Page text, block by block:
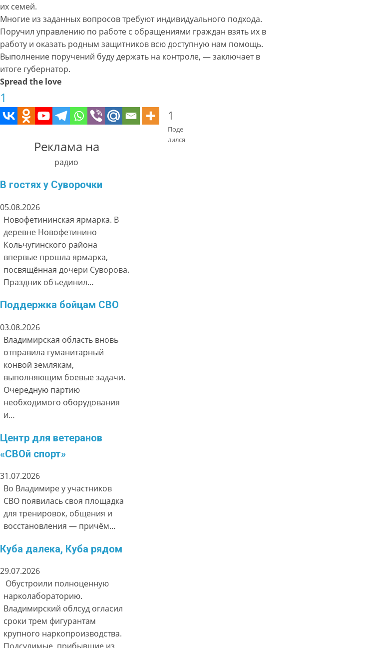
их семей.
Многие из заданных вопросов требуют индивидуального подхода.
Поручил управлению по работе с обращениями граждан взять их в
работу и оказать родным защитников всю доступную нам помощь.
Выполнение поручений буду держать на контроле, — заключает в
итоге губернатор.
Spread the love
1
1
Поде
лился
Реклама на
радио
В гостях у Суворочки
05.08.2026
Новофетининская ярмарка. В
деревне Новофетинино
Кольчугинского района
впервые прошла ярмарка,
посвящённая дочери Суворова.
Праздник объединил…
Поддержка бойцам СВО
03.08.2026
Владимирская область вновь
отправила гуманитарный
конвой землякам,
выполняющим боевые задачи.
Очередную партию
необходимого оборудования
и…
Центр для ветеранов
«СВОй спорт»
31.07.2026
Во Владимире у участников
СВО появилась своя площадка
для тренировок, общения и
восстановления — причём…
Куба далека, Куба рядом
29.07.2026
Обустроили полноценную
нарколабораторию.
Владимирский облсуд огласил
сроки трем фигурантам
крупного наркопроизводства.